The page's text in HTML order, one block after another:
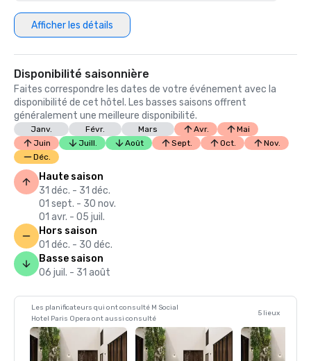
Afficher les détails
Disponibilité saisonnière
Faites correspondre les dates de votre événement avec la
disponibilité de cet hôtel. Les basses saisons offrent
généralement une meilleure disponibilité.
Janv. Févr. Mars Avr.
Mai
Juin
Juill. Août Sept. Oct.
Nov.
Déc.
Haute saison
31 déc. - 31 déc.
01 sept. - 30 nov.
01 avr. - 05 juil.
Hors saison
01 déc. - 30 déc.
Basse saison
06 juil. - 31 août
Les planificateurs qui ont consulté M Social
Hotel Paris Opera ont aussi consulté
5 lieux